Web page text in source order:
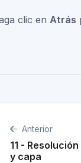
clic en Atrás
Anterior
11 -
y capa